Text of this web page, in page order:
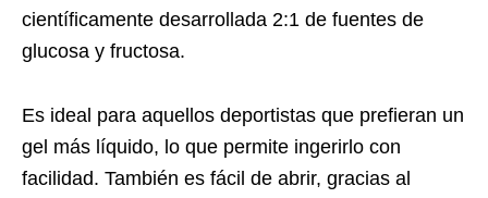
científicamente desarrollada 2:1 de fuentes de
glucosa y fructosa.
Es ideal para aquellos deportistas que prefieran un
gel más líquido, lo que permite ingerirlo con
facilidad. También es fácil de abrir, gracias al